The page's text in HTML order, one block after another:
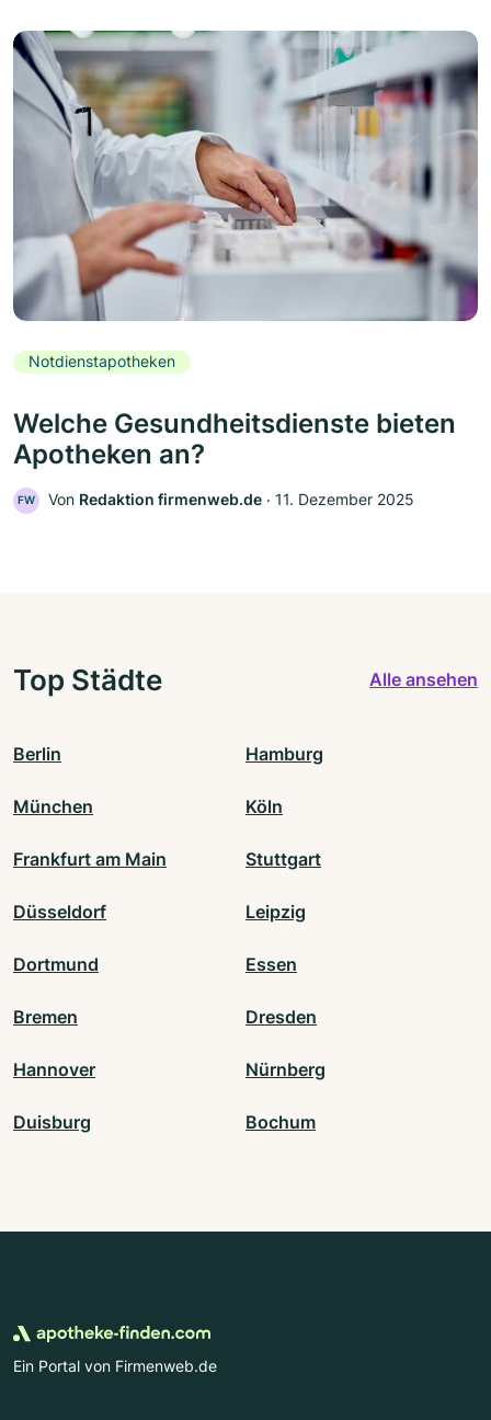
Notdienstapotheken
Welche Gesundheitsdienste bieten
Apotheken an?
FW Von Redaktion firmenweb.de ‧ 11. Dezember 2025
Top Städte Alle ansehen
Berlin Hamburg
München Köln
Frankfurt am Main Stuttgart
Düsseldorf Leipzig
Dortmund Essen
Bremen Dresden
Hannover Nürnberg
Duisburg Bochum
Ein Portal von Firmenweb.de